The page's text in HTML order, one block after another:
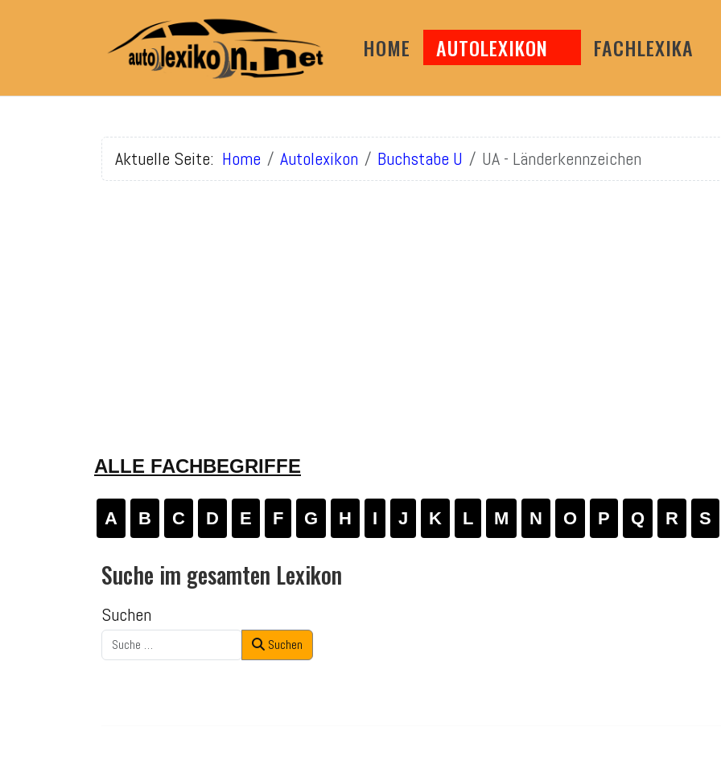
HOME AUTOLEXIKON FACHLEXIKA
Aktuelle Seite: Home Autolexikon Buchstabe U UA - Länderkennzeichen
ALLE FACHBEGRIFFE
A B C D E F G H I J K L M N O P Q R S
Suche im gesamten Lexikon
Suchen
Suchen